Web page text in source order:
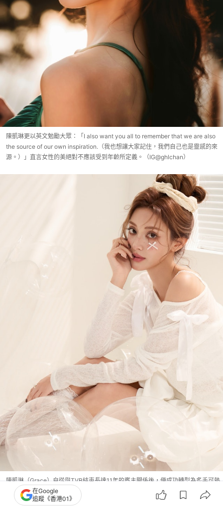
陳凱琳更以英文勉勵大眾：「I also want you all to remember that we are also
the source of our own inspiration.（我也想讓大家記住，我們自己也是靈感的來
源。）」直言女性的美絕對不應該受到年齡所定義。（IG@ghlchan）
陳凱琳（Grace）自從與TVB結束長達11年的賓主關係後，便成功轉型為炙手可熱
的「吸金女王」KOL。（IG@ghlchan）
在Google
追蹤《香港01》